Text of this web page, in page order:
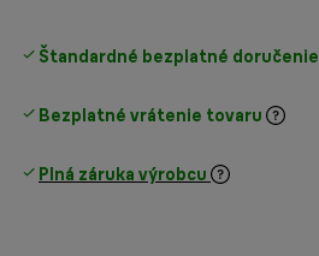
Štandardné bezplatné doručenie
Bezplatné vrátenie tovaru
Plná záruka výrobcu